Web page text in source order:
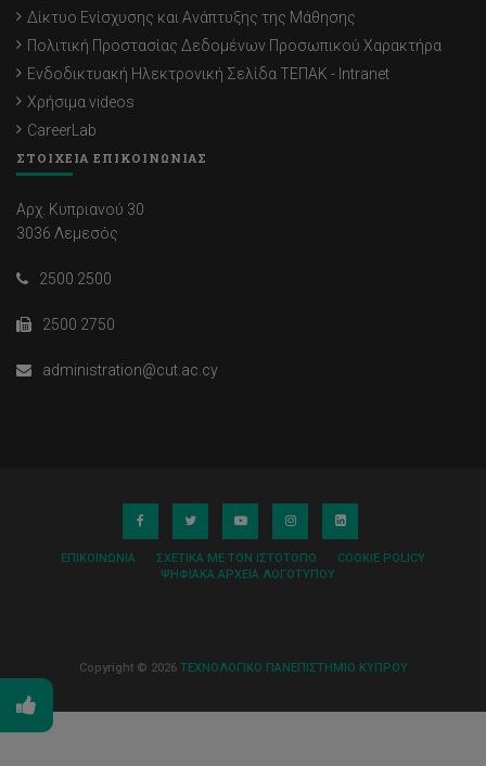
Δίκτυο Ενίσχυσης και Ανάπτυξης της Μάθησης
Πολιτική Προστασίας Δεδομένων Προσωπικού Χαρακτήρα
Ενδοδικτυακή Ηλεκτρονική Σελίδα ΤΕΠΑΚ - Intranet
Χρήσιμα videos
CareerLab
ΣΤΟΙΧΕΙΑ ΕΠΙΚΟΙΝΩΝΙΑΣ
Αρχ. Κυπριανού 30
3036 Λεμεσός
2500 2500
2500 2750
administration@cut.ac.cy
ΕΠΙΚΟΙΝΩΝΊΑ ΣΧΕΤΙΚΆ ΜΕ ΤΟΝ ΙΣΤΌΤΟΠΟ
COOKIE POLICY
ΨΗΦΙΑΚΆ ΑΡΧΕΊΑ ΛΟΓΌΤΥΠΟΥ
Copyright © 2026 ΤΕΧΝΟΛΟΓΙΚΟ ΠΑΝΕΠΙΣΤΗΜΙΟ ΚΥΠΡΟΥ